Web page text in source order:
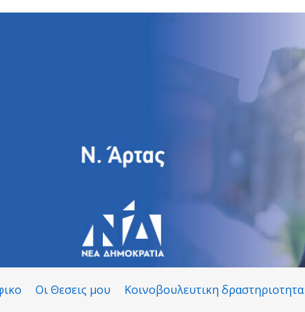
Οι Θεσεις μου Κοινοβουλευτικη δραστηριοτητα